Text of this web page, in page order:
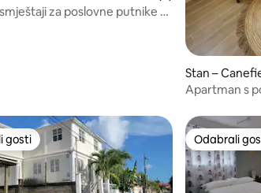
za poslovne putnike u
Stan –
Apartman s
gosti
gosti Odabrali
Odabrali